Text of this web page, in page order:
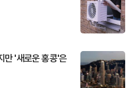
만 '새로운 홍콩'은